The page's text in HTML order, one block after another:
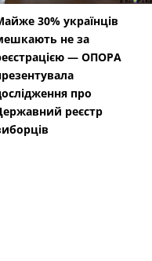
30% українців
не за
— ОПОРА
про
реєстр